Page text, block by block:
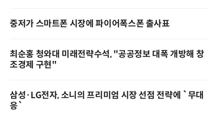
중저가 스마트폰 시장에 파이어폭스폰 출사표
최순홍 청와대 미래전략수석, "공공정보 대폭 개방해 창
조경제 구현"
삼성·LG전자, 소니의 프리미엄 시장 선점 전략에 `무대
응`